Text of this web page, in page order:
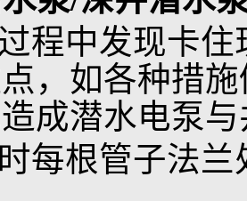
一吨以上重
绳）两根。
箍夹板两付
手锤、螺丝